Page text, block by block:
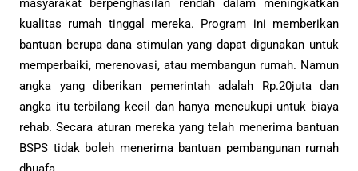
masyarakat berpenghasilan rendah dalam meningkatkan
kualitas rumah tinggal mereka. Program ini memberikan
bantuan berupa dana stimulan yang dapat digunakan untuk
memperbaiki, merenovasi, atau membangun rumah. Namun
angka yang diberikan pemerintah adalah Rp.20juta dan
angka itu terbilang kecil dan hanya mencukupi untuk biaya
rehab. Secara aturan mereka yang telah menerima bantuan
BSPS tidak boleh menerima bantuan pembangunan rumah